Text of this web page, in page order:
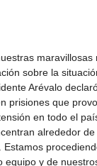
sobre la
Arévalo
prisiones que
en todo el
alrededor
Estamos
equipo y de